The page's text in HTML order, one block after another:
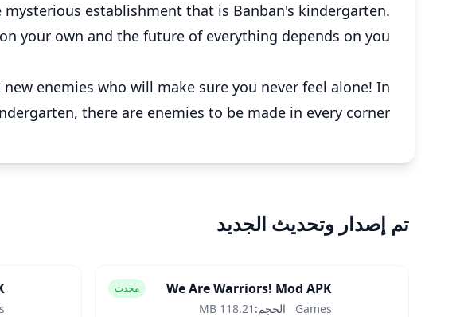
establishment that is Banban's kindergarten.
your own and the future of everything depends on you.
enemies who will make sure you never feel alone! In
there are enemies to be made in every corner...
تم إصدار وتحديث الجديد
We Are Warriors! Mod APK محدث
Games الحجم: 118.21 MB